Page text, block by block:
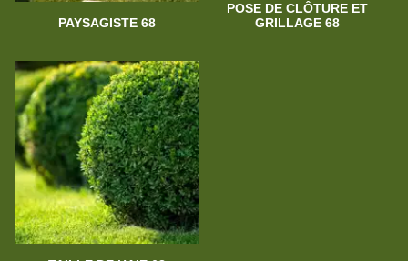
PAYSAGISTE 68
POSE DE CLÔTURE ET
GRILLAGE 68